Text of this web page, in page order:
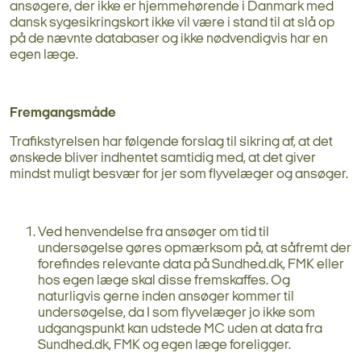
ansøgere, der ikke er hjemmehørende i Danmark med
dansk sygesikringskort ikke vil være i stand til at slå op
på de nævnte databaser og ikke nødvendigvis har en
egen læge.
Fremgangsmåde
Trafikstyrelsen har følgende forslag til sikring af, at det
ønskede bliver indhentet samtidig med, at det giver
mindst muligt besvær for jer som flyvelæger og ansøger.
Ved henvendelse fra ansøger om tid til
undersøgelse gøres opmærksom på, at såfremt der
forefindes relevante data på Sundhed.dk, FMK eller
hos egen læge skal disse fremskaffes. Og
naturligvis gerne inden ansøger kommer til
undersøgelse, da I som flyvelæger jo ikke som
udgangspunkt kan udstede MC uden at data fra
Sundhed.dk, FMK og egen læge foreligger.